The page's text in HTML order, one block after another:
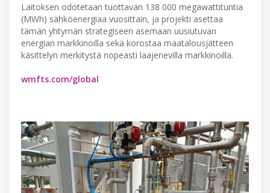
Laitoksen odotetaan tuottavan 138 000 megawattituntia
(MWh) sähköenergiaa vuosittain, ja projekti asettaa
tämän yhtymän strategiseen asemaan uusiutuvan
energian markkinoilla sekä korostaa maatalousjätteen
käsittelyn merkitystä nopeasti laajenevilla markkinoilla.
wmfts.com/global